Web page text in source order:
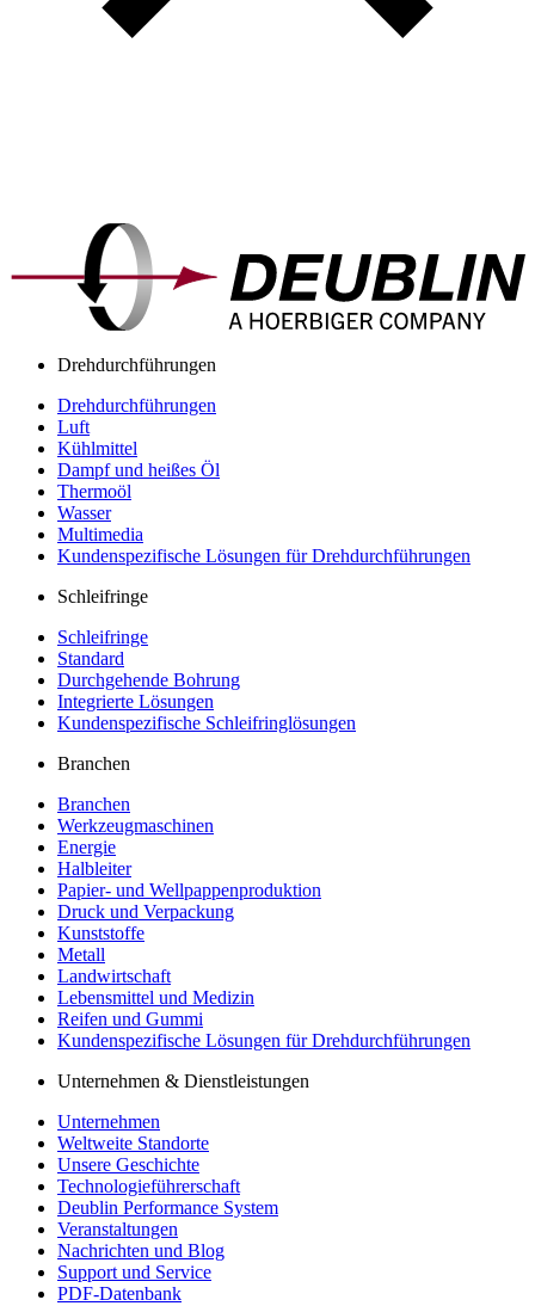
Drehdurchführungen
Drehdurchführungen
Luft
Kühlmittel
Dampf und heißes Öl
Thermoöl
Wasser
Multimedia
Kundenspezifische Lösungen für Drehdurchführungen
Schleifringe
Schleifringe
Standard
Durchgehende Bohrung
Integrierte Lösungen
Kundenspezifische Schleifringlösungen
Branchen
Branchen
Werkzeugmaschinen
Energie
Halbleiter
Papier- und Wellpappenproduktion
Druck und Verpackung
Kunststoffe
Metall
Landwirtschaft
Lebensmittel und Medizin
Reifen und Gummi
Kundenspezifische Lösungen für Drehdurchführungen
Unternehmen & Dienstleistungen
Unternehmen
Weltweite Standorte
Unsere Geschichte
Technologieführerschaft
Deublin Performance System
Veranstaltungen
Nachrichten und Blog
Support und Service
PDF-Datenbank